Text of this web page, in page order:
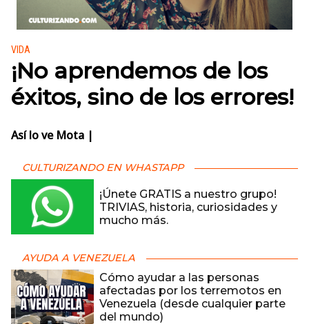
Publicado en:
VIDA
¡No aprendemos de los
éxitos, sino de los errores!
Así lo ve Mota |
CULTURIZANDO EN WHASTAPP
¡Únete GRATIS a nuestro grupo!
TRIVIAS, historia, curiosidades y
mucho más.
AYUDA A VENEZUELA
Cómo ayudar a las personas
afectadas por los terremotos en
Venezuela (desde cualquier parte
del mundo)